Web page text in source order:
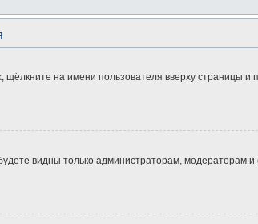
на имени пользователя вверху страницы и
видны только администраторам, модераторам и